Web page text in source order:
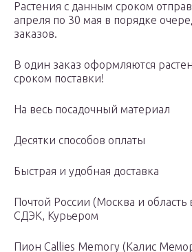
Растения с данным сроком
апреля по 30 мая в порядке
заказов.
В один заказ оформляются
сроком поставки!
На весь посадочный материал
Десятки способов оплаты
Быстрая и удобная доставка
Почтой России (Москва и область
СДЭК, Курьером
Пион Callies Memory (Калис